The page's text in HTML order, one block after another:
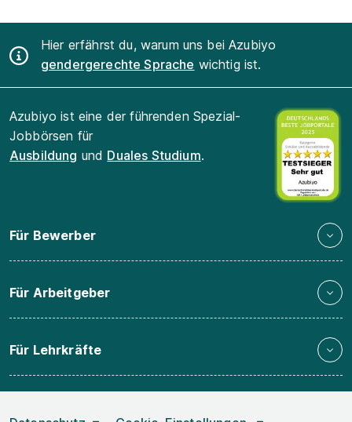
Hier erfährst du, warum uns bei Azubiyo
gendergerechte Sprache wichtig ist.
Azubiyo ist eine der führenden Spezial-
Jobbörsen für
Ausbildung und Duales Studium.
Für Bewerber
Für Arbeitgeber
Für Lehrkräfte